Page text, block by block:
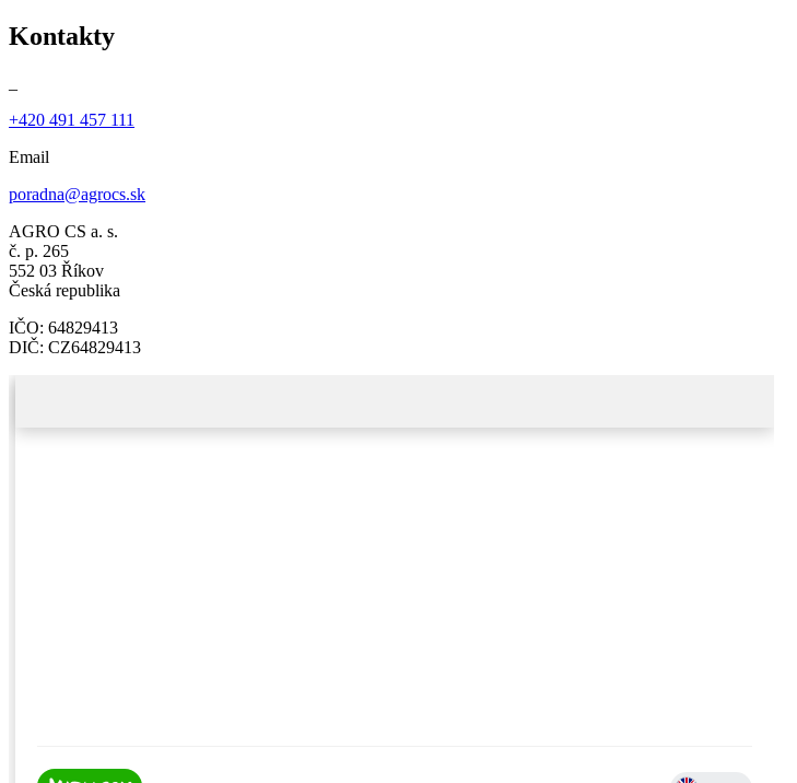
Kontakty
+420 491 457 111
Email
poradna@agrocs.sk
AGRO CS a. s.
č. p. 265
552 03 Říkov
Česká republika
IČO: 64829413
DIČ: CZ64829413